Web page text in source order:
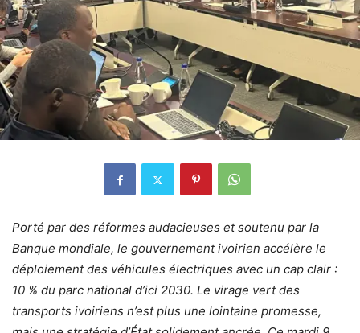
Porté par des réformes audacieuses et soutenu par la
Banque mondiale, le gouvernement ivoirien accélère le
déploiement des véhicules électriques avec un cap clair :
10 % du parc national d’ici 2030. Le virage vert des
transports ivoiriens n’est plus une lointaine promesse,